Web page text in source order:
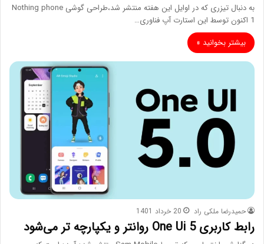
به دنبال تیزری که در اوایل این هفته منتشر شد،طراحی گوشی Nothing phone
1 اکنون توسط این استارت آپ فناوری…
بیشتر بخوانید »
حمیدرضا ملکی راد 20 خرداد 1401
رابط کاربری One Ui 5 روانتر و یکپارچه تر می‌شود